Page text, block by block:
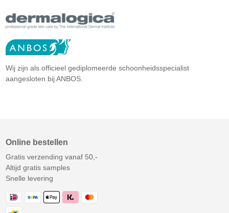
Wij zijn als officieel gediplomeerde schoonheidsspecialist
aangesloten bij ANBOS.
Online bestellen
Gratis verzending vanaf 50,-
Altijd gratis samples
Snelle levering